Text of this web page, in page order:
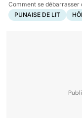
Comment se débarrasser
PUNAISE DE LIT